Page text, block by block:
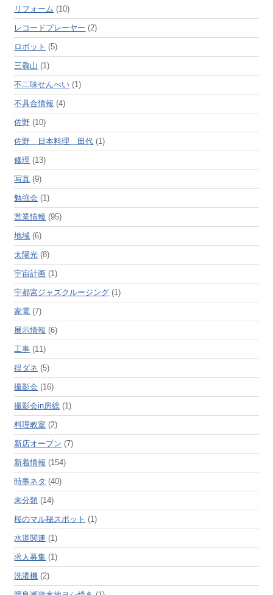
リフォーム (10)
レコードプレーヤー (2)
ロボット (5)
三毳山 (1)
不二味せんべい (1)
不具合情報 (4)
佐野 (10)
佐野 日本料理 田代 (1)
修理 (13)
写真 (9)
勉強会 (1)
営業情報 (95)
地域 (6)
太陽光 (8)
宇宙計画 (1)
宇都宮ジャズクルージング (1)
家電 (7)
展示情報 (6)
工事 (11)
得ダネ (5)
撮影会 (16)
撮影会in房総 (1)
料理教室 (2)
新店オープン (7)
新着情報 (154)
時事ネタ (40)
未分類 (14)
桜のマル秘スポット (1)
水道関連 (1)
求人募集 (1)
洗濯機 (2)